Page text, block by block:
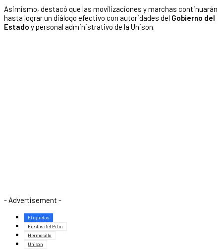
Asimismo, destacó que las movilizaciones y marchas continuarán
hasta lograr un diálogo efectivo con autoridades del Gobierno del
Estado y personal administrativo de la Unison.
- Advertisement -
Etiquetas
Fiestas del Pitic
Hermosillo
Unison